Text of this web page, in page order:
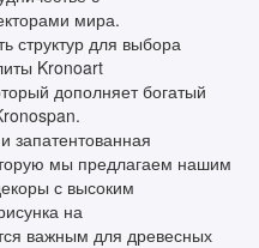
мира.
структур для выбора
Kronoart
дополняет богатый
запатентованная
мы предлагаем нашим
с высоким
на
важным для древесных